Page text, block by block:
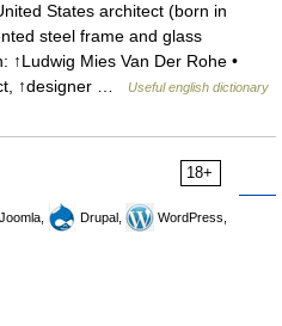
States architect (born in
steel frame and glass
↑Ludwig Mies Van Der Rohe •
↑designer …
Useful english dictionary
18+
Joomla, Drupal,
WordPress,